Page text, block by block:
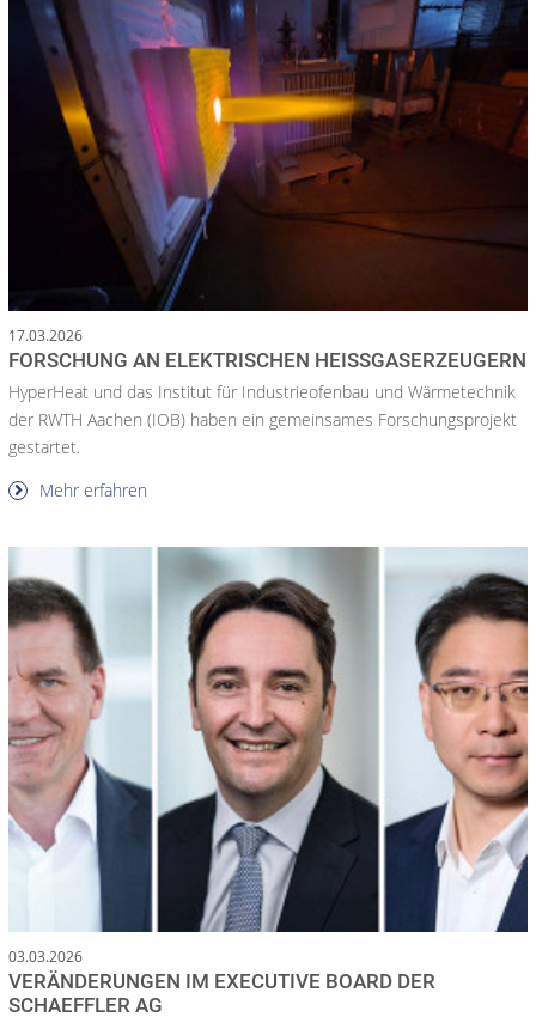
17.03.2026
FORSCHUNG AN ELEKTRISCHEN HEISSGASERZEUGERN
HyperHeat und das Institut für Industrieofenbau und Wärmetechnik
der RWTH Aachen (IOB) haben ein gemeinsames Forschungsprojekt
gestartet.
Mehr erfahren
03.03.2026
VERÄNDERUNGEN IM EXECUTIVE BOARD DER
SCHAEFFLER AG